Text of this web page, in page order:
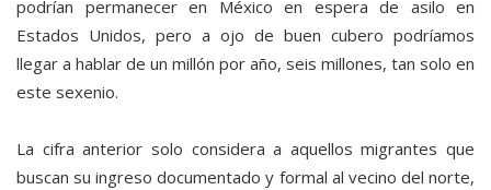
podrían permanecer en México en espera de asilo en
Estados Unidos, pero a ojo de buen cubero podríamos
llegar a hablar de un millón por año, seis millones, tan solo en
este sexenio.
La cifra anterior solo considera a aquellos migrantes que
buscan su ingreso documentado y formal al vecino del norte,